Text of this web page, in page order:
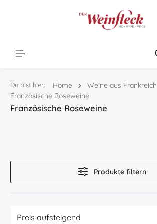
Du bist hier: Home
Weine aus Frankreich
Französische Roseweine
Französische Roseweine
Produkte filtern